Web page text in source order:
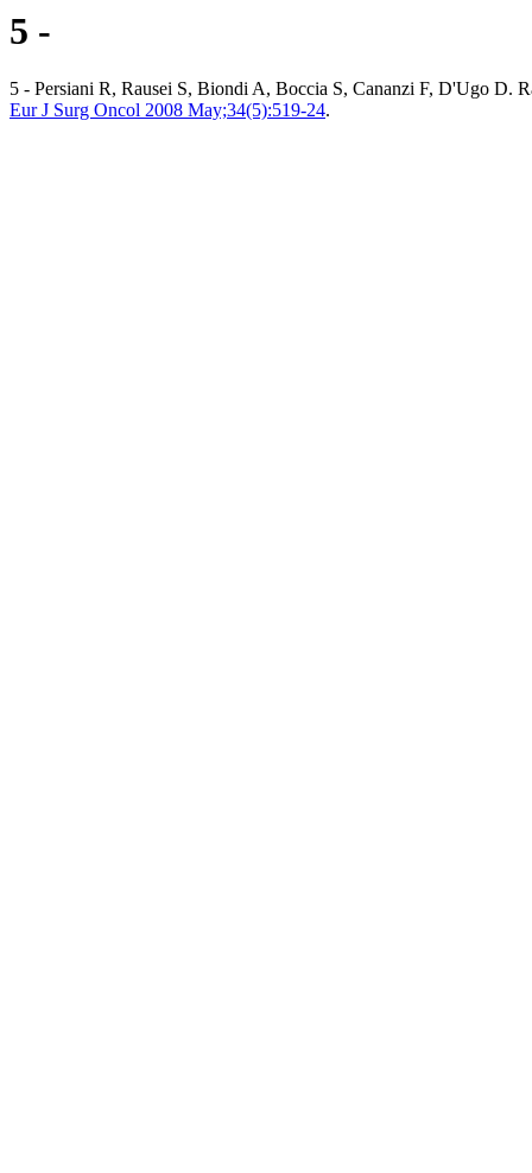
5 -
5 - Persiani R, Rausei S, Biondi A, Boccia S, Cananzi F, D'Ugo D.
Eur J Surg Oncol 2008 May;34(5):519-24.